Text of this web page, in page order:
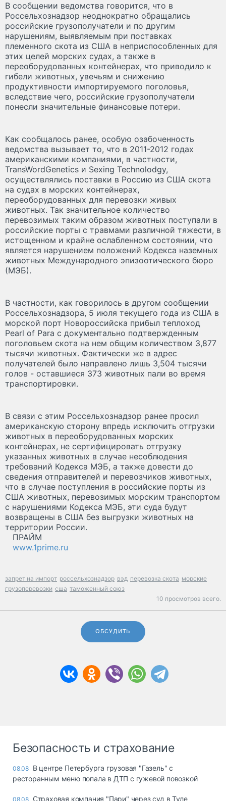
В сообщении ведомства говорится, что в
Россельхознадзор неоднократно обращались
российские грузополучатели и по другим
нарушениям, выявляемым при поставках
племенного скота из США в неприспособленных для
этих целей морских судах, а также в
переоборудованных контейнерах, что приводило к
гибели животных, увечьям и снижению
продуктивности импортируемого поголовья,
вследствие чего, российские грузополучатели
понесли значительные финансовые потери.
Как сообщалось ранее, особую озабоченность
ведомства вызывает то, что в 2011-2012 годах
американскими компаниями, в частности,
TransWordGenetics и Sexing Technolodgy,
осуществлялись поставки в Россию из США скота
на судах в морских контейнерах,
переоборудованных для перевозки живых
животных. Так значительное количество
перевозимых таким образом животных поступали в
российские порты с травмами различной тяжести, в
истощенном и крайне ослабленном состоянии, что
является нарушением положений Кодекса наземных
животных Международного эпизоотического бюро
(МЭБ).
В частности, как говорилось в другом сообщении
Россельхознадзора, 5 июля текущего года из США в
морской порт Новороссийска прибыл теплоход
Pearl of Para с документально подтвержденным
поголовьем скота на нем общим количеством 3,877
тысячи животных. Фактически же в адрес
получателей было направлено лишь 3,504 тысячи
голов - оставшиеся 373 животных пали во время
транспортировки.
В связи с этим Россельхознадзор ранее просил
американскую сторону впредь исключить отгрузки
животных в переоборудованных морских
контейнерах, не сертифицировать отгрузку
указанных животных в случае несоблюдения
требований Кодекса МЭБ, а также довести до
сведения отправителей и перевозчиков животных,
что в случае поступления в российские порты из
США животных, перевозимых морским транспортом
с нарушениями Кодекса МЭБ, эти суда будут
возвращены в США без выгрузки животных на
территории России.
ПРАЙМ
www.1prime.ru
запрет на импорт россельхознадзор вэд перевозка скота морские
грузоперевозки сша таможенный союз
10 просмотров всего.
ОБСУДИТЬ
Безопасность и страхование
08.08 В центре Петербурга грузовая "Газель" с
ресторанным меню попала в ДТП с гужевой повозкой
08.08 Страховая компания "Пари" через суд в Туле